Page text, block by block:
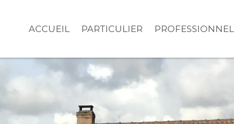
ACCUEIL PARTICULIER PROFESSIONNEL